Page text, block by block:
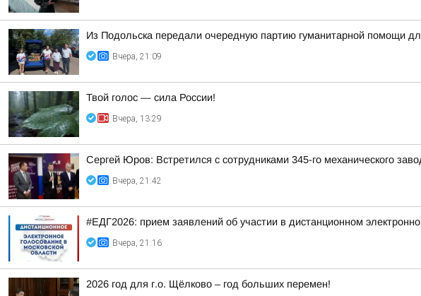
Из Подольска передали очередную партию гуманитарной помощи
Вчера, 21:09
Твой голос — сила России!
Вчера, 13:29
Сергей Юров: Встретился с сотрудниками 345-го механического
Вчера, 21:42
#ЕДГ2026: прием заявлений об участии в дистанционном
Вчера, 21:16
2026 год для г.о. Щёлково – год больших перемен!